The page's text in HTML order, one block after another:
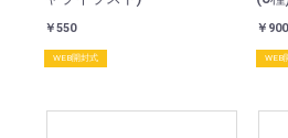
￥550
WEB開封式
￥900
WEB